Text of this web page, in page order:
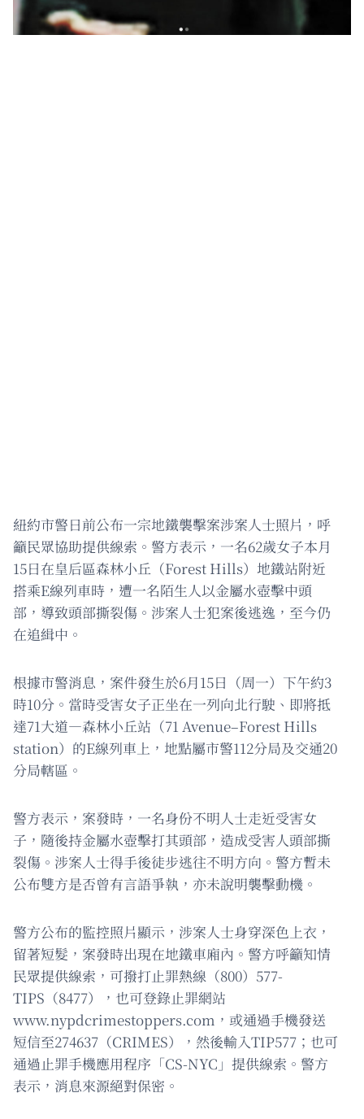
紐約市警日前公布一宗地鐵襲擊案涉案人士照片，呼
籲民眾協助提供線索。警方表示，一名62歲女子本月
15日在皇后區森林小丘（Forest Hills）地鐵站附近
搭乘E線列車時，遭一名陌生人以金屬水壺擊中頭
部，導致頭部撕裂傷。涉案人士犯案後逃逸，至今仍
在追緝中。
根據市警消息，案件發生於6月15日（周一）下午約3
時10分。當時受害女子正坐在一列向北行駛、即將抵
達71大道—森林小丘站（71 Avenue–Forest Hills
station）的E線列車上，地點屬市警112分局及交通20
分局轄區。
警方表示，案發時，一名身份不明人士走近受害女
子，隨後持金屬水壺擊打其頭部，造成受害人頭部撕
裂傷。涉案人士得手後徒步逃往不明方向。警方暫未
公布雙方是否曾有言語爭執，亦未說明襲擊動機。
警方公布的監控照片顯示，涉案人士身穿深色上衣，
留著短髮，案發時出現在地鐵車廂內。警方呼籲知情
民眾提供線索，可撥打止罪熱線（800）577-
TIPS（8477），也可登錄止罪網站
www.nypdcrimestoppers.com，或通過手機發送
短信至274637（CRIMES），然後輸入TIP577；也可
通過止罪手機應用程序「CS-NYC」提供線索。警方
表示，消息來源絕對保密。